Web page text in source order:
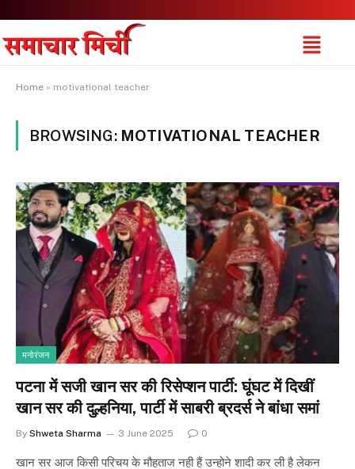
Home » motivational teacher
BROWSING: MOTIVATIONAL TEACHER
मनोरंजन
पटना में सजी खान सर की रिसेप्शन पार्टी: घूंघट में दिखीं
खान सर की दुल्हनिया, पार्टी में साबरी ब्रदर्स ने बांधा समां
By Shweta Sharma 3 June 2025 0
खान सर आज किसी परिचय के मौहताज नही हैं उन्होने शादी कर ली है लेकन